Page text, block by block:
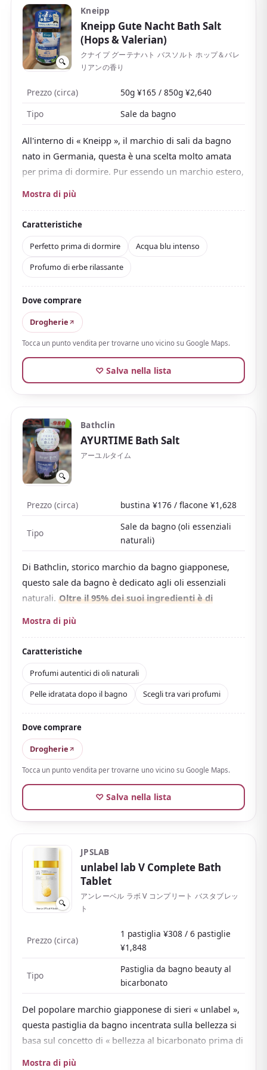
bene come souvenir speciale o regalo.
🔍
Kneipp
Kneipp Gute Nacht Bath Salt
(Hops & Valerian)
クナイプ グーテナハト バスソルト ホップ＆バレ
リアンの香り
Prezzo (circa)
50g ¥165 / 850g ¥2,640
Tipo
Sale da bagno
All'interno di « Kneipp », il marchio di sali da bagno
nato in Germania, questa è una scelta molto amata
per prima di dormire. Pur essendo un marchio estero,
del Giappone e da tempo è ai vertici delle classifiche
« Gute Nacht » significa « buonanotte » in tedesco. Il
luppolo e la valerianache contiene sono piante note
da tempo in Europa come « erbe per prima del sonno
».
Fatto di sale di roccia naturale e oli essenziali di erbe
naturali,colora l'acqua di un blu intenso una volta
. Avvolto in un profumo di erbe calmo e
Kneipp, dalla bustina da 50 g ai grandi flaconi.Il
formato in bustina è pratico e leggero
facile per chi cerca souvenir da distribuire in un
drugstore giapponese.
Mostra di più
Caratteristiche
Perfetto prima di dormire
Acqua blu intenso
Profumo di erbe rilassante
Dove comprare
Drogherie
Tocca un punto vendita per trovarne uno vicino su Google Maps.
♡ Salva nella lista
🔍
Bathclin
AYURTIME Bath Salt
アーユルタイム
Prezzo (circa) bustina ¥176 / flacone ¥1,628
Tipo
Sale da bagno (oli essenziali
naturali)
Di Bathclin, storico marchio da bagno giapponese,
questo sale da bagno è dedicato agli oli essenziali
naturali. Oltre il 95% dei suoi ingredienti è di
un aroma autentico.
I profumi includono Citronella e Bergamotto,
Camomilla e Salvia sclarea, Incenso e Sandalo, e
Cedro e Geranio, e il bello è chepuoi sceglierne uno
in base all'umore o al momento. Contiene « α-
pinene », un componente aromatico di pino e hinoki,
per un profumo incentrato sul relax che invita a
respirare a fondo.
Usa sale marino naturale di Shark Bay, sito
di origine vegetale, per restare piacevolmente idratati
dopo il bagno.Il profumo raffinato perdura
Con bustine monouso e un set assortito per provare
quattro profumi, è facile da scegliere per provare o
regalare.
Mostra di più
Caratteristiche
Profumi autentici di oli naturali
Pelle idratata dopo il bagno
Scegli tra vari profumi
Dove comprare
Drogherie
Tocca un punto vendita per trovarne uno vicino su Google Maps.
♡ Salva nella lista
🔍
JPSLAB
unlabel lab V Complete Bath
Tablet
アンレーベル ラボ V コンプリート バスタブレッ
ト
Prezzo (circa)
1 pastiglia ¥308 / 6 pastiglie
¥1,848
Tipo
Pastiglia da bagno beauty al
bicarbonato
Del popolare marchio giapponese di sieri « unlabel »,
questa pastiglia da bagno incentrata sulla bellezza si
basa sul concetto di « bellezza al bicarbonato prima di
Mostra di più